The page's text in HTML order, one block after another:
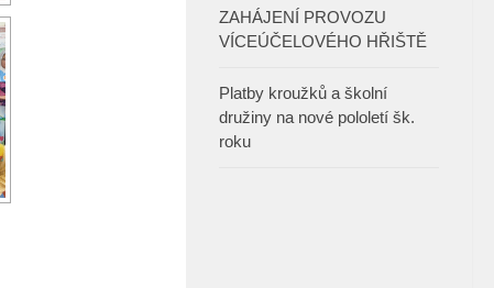
ZAHÁJENÍ PROVOZU
VÍCEÚČELOVÉHO HŘIŠTĚ
Platby kroužků a školní
družiny na nové pololetí šk.
roku